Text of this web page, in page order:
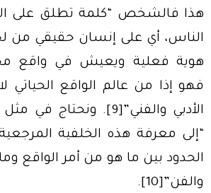
هذا فالشخص “كلمة تطلق على
الناس، أي على إنسان حقيقي من
هوية فعلية ويعيش في واقع
فهو إذا من عالم الواقع الحياتي
الأدبي والفني” [9]
. ونحتاج في
“إلى معرفة هذه الخلفية
الحدود بين ما هو من أمر الواقع
والفن”
.